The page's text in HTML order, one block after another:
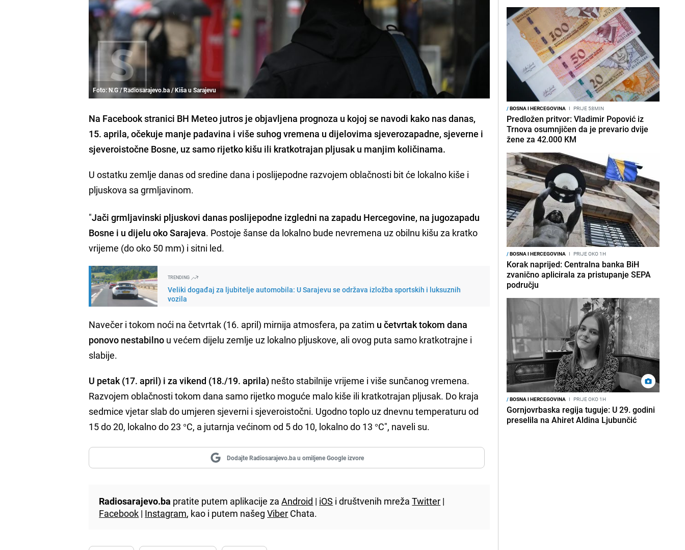
Foto: N.G / Radiosarajevo.ba / Kiša u Sarajevu
Na Facebook stranici BH Meteo jutros je objavljena prognoza u kojoj se navodi kako nas danas,
15. aprila, očekuje manje padavina i više suhog vremena u dijelovima sjeverozapadne, sjeverne i
sjeveroistočne Bosne, uz samo rijetko kišu ili kratkotrajan pljusak u manjim količinama.
U ostatku zemlje danas od sredine dana i poslijepodne razvojem oblačnosti bit će lokalno kiše i
pljuskova sa grmljavinom.
"Jači grmljavinski pljuskovi danas poslijepodne izgledni na zapadu Hercegovine, na jugozapadu
Bosne i u dijelu oko Sarajeva. Postoje šanse da lokalno bude nevremena uz obilnu kišu za kratko
vrijeme (do oko 50 mm) i sitni led.
TRENDING
Veliki događaj za ljubitelje automobila: U Sarajevu se održava izložba sportskih i luksuznih
vozila
Navečer i tokom noći na četvrtak (16. april) mirnija atmosfera, pa zatim u četvrtak tokom dana
ponovo nestabilno u većem dijelu zemlje uz lokalno pljuskove, ali ovog puta samo kratkotrajne i
slabije.
U petak (17. april) i za vikend (18./19. aprila) nešto stabilnije vrijeme i više sunčanog vremena.
Razvojem oblačnosti tokom dana samo rijetko moguće malo kiše ili kratkotrajan pljusak. Do kraja
sedmice vjetar slab do umjeren sjeverni i sjeveroistočni. Ugodno toplo uz dnevnu temperaturu od
15 do 20, lokalno do 23 °C, a jutarnja većinom od 5 do 10, lokalno do 13 °C", naveli su.
Dodajte Radiosarajevo.ba u omiljene Google izvore
Radiosarajevo.ba pratite putem aplikacije zaAndroid | iOS i društvenih mrežaTwitter |
Facebook | Instagram, kao i putem našegViber Chata.
/BOSNA I HERCEGOVINA I PRIJE 58MIN
Predložen pritvor: Vladimir Popović iz
Trnova osumnjičen da je prevario dvije
žene za 42.000 KM
/BOSNA I HERCEGOVINA I PRIJE OKO 1H
Korak naprijed: Centralna banka BiH
zvanično aplicirala za pristupanje SEPA
području
/BOSNA I HERCEGOVINA I PRIJE OKO 1H
Gornjovrbaska regija tuguje: U 29. godini
preselila na Ahiret Aldina Ljubunčić